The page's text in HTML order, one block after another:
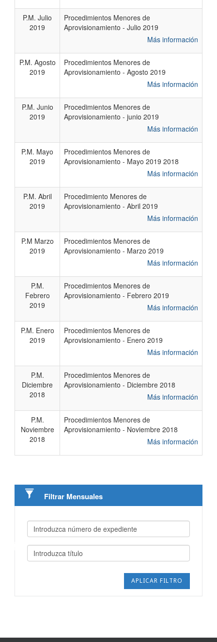
P.M. Julio
2019
Procedimientos Menores de
Aprovisionamiento - Julio 2019
Más información
P.M. Agosto
2019
Procedimientos Menores de
Aprovisionamiento - Agosto 2019
Más información
P.M. Junio
2019
Procedimientos Menores de
Aprovisionamiento - junio 2019
Más información
P.M. Mayo
2019
Procedimientos Menores de
Aprovisionamiento - Mayo 2019 2018
Más información
P.M. Abril
2019
Procedimiento Menores de
Aprovisionamiento - Abril 2019
Más información
P.M Marzo
2019
Procedimientos Menores de
Aprovisionamiento - Marzo 2019
Más información
P.M.
Febrero
2019
Procedimientos Menores de
Aprovisionamiento - Febrero 2019
Más información
P.M. Enero
2019
Procedimientos Menores de
Aprovisionamiento - Enero 2019
Más información
P.M.
Diciembre
2018
Procedimientos Menores de
Aprovisionamiento - Diciembre 2018
Más información
P.M.
Noviembre
2018
Procedimientos Menores de
Aprovisionamiento - Noviembre 2018
Más información
Filtrar ​Mensuales